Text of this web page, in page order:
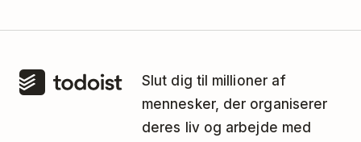
Slut dig til millioner af
mennesker, der organiserer
deres liv og arbejde med